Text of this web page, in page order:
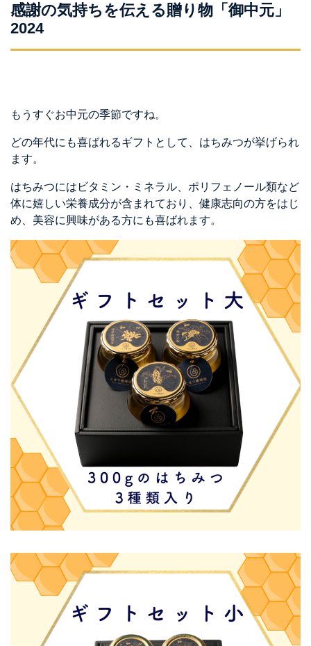
感謝の気持ちを伝える贈り物「御中元」
2024
もうすぐお中元の季節ですね。
どの年代にも喜ばれるギフトとして、はちみつが挙げられ
ます。
はちみつにはビタミン・ミネラル、ポリフェノール類など
体に嬉しい栄養成分が含まれており、健康志向の方をはじ
め、美容に興味がある方にも喜ばれます。